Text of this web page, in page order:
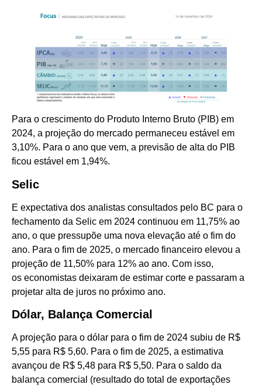
Para o crescimento do Produto Interno Bruto (PIB) em
2024, a projeção do mercado permaneceu estável em
3,10%. Para o ano que vem, a previsão de alta do PIB
ficou estável em 1,94%.
Selic
E expectativa dos analistas consultados pelo BC para o
fechamento da Selic em 2024 continuou em 11,75% ao
ano, o que pressupõe uma nova elevação até o fim do
ano. Para o fim de 2025, o mercado financeiro elevou a
projeção de 11,50% para 12% ao ano. Com isso,
os economistas deixaram de estimar corte e passaram a
projetar alta de juros no próximo ano.
Dólar, Balança Comercial
A projeção para o dólar para o fim de 2024 subiu de R$
5,55 para R$ 5,60. Para o fim de 2025, a estimativa
avançou de R$ 5,48 para R$ 5,50. Para o saldo da
balança comercial (resultado do total de exportações